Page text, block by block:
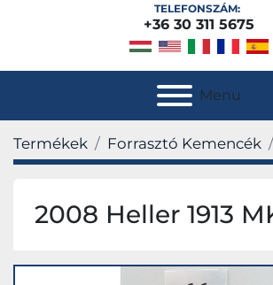
TELEFONSZÁM:
+36 30 311 5675
Menu
Termékek Forrasztó Kemencék
2008 Heller 1913